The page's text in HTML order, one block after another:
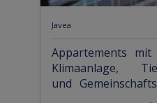
Javea
Appartements mit
Klimaanlage,
und